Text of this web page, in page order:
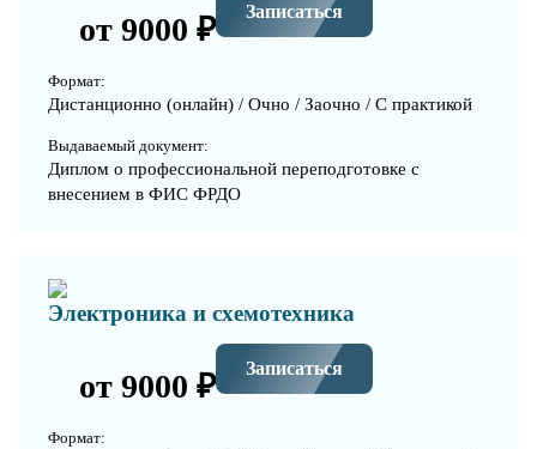
от 9000 ₽ Записаться
Формат:
Дистанционно (онлайн) / Очно / Заочно / С практикой
Выдаваемый документ:
Диплом о профессиональной переподготовке с
внесением в ФИС ФРДО
Электроника и схемотехника
от 9000 ₽ Записаться
Формат: